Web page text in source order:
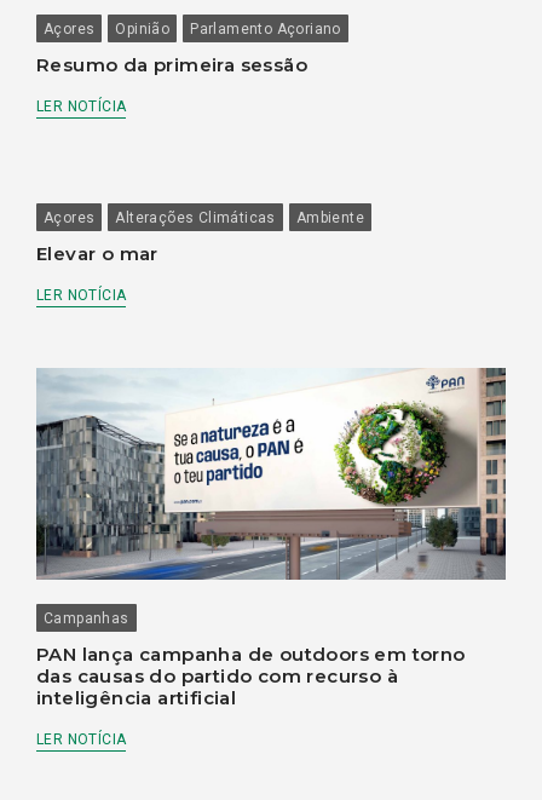
Açores Opinião Parlamento Açoriano
Resumo da primeira sessão
LER NOTÍCIA
Açores Alterações Climáticas Ambiente
Elevar o mar
LER NOTÍCIA
Campanhas
PAN lança campanha de outdoors em torno
das causas do partido com recurso à
inteligência artificial
LER NOTÍCIA